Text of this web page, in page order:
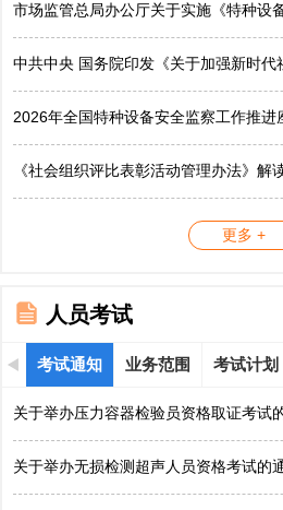
《社会组织评比表彰活动管理办法》解
更多 +
人员考试
考试通知 业务范围 考试计划
关于举办压力容器检验员资格取证考试
关于举办无损检测超声人员资格考试的